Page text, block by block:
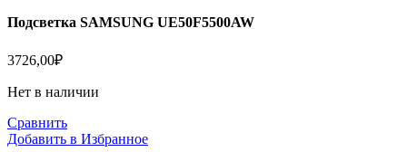
Подсветка SAMSUNG UE50F5500AW
3726,00₽
Нет в наличии
Сравнить
Добавить в Избранное